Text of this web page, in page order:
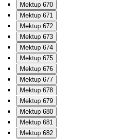
Mektup 670
Mektup 671
Mektup 672
Mektup 673
Mektup 674
Mektup 675
Mektup 676
Mektup 677
Mektup 678
Mektup 679
Mektup 680
Mektup 681
Mektup 682